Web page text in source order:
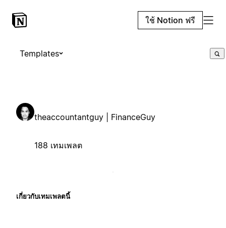
ใช้ Notion ฟรี
Templates
theaccountantguy | FinanceGuy
188 เทมเพลต
เกี่ยวกับเทมเพลตนี้